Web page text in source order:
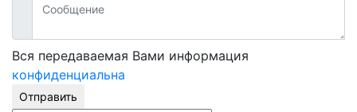
Вся передаваемая Вами информация
конфиденциальна
Отправить